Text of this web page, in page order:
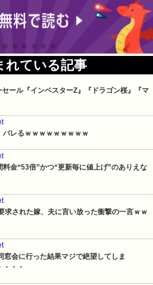
れている記事
セール『インベスターZ』『ドラゴン桜』『マ
バレるｗｗｗｗｗｗｗｗｗ
金“53倍”かつ“更新毎に値上げ”のありえな
求された嫁、夫に言い放った衝撃の一言ｗｗ
窓会に行った結果マジで絶望してしま
・・